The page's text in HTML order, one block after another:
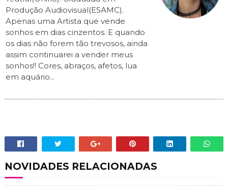
Produção Audiovisual(ESAMC).
Apenas uma Artista que vende
sonhos em dias cinzentos. E quando
os dias não forem tão trevosos, ainda
assim continuarei a vender meus
sonhos!! Cores, abraços, afetos, lua
em aquário...
NOVIDADES RELACIONADAS